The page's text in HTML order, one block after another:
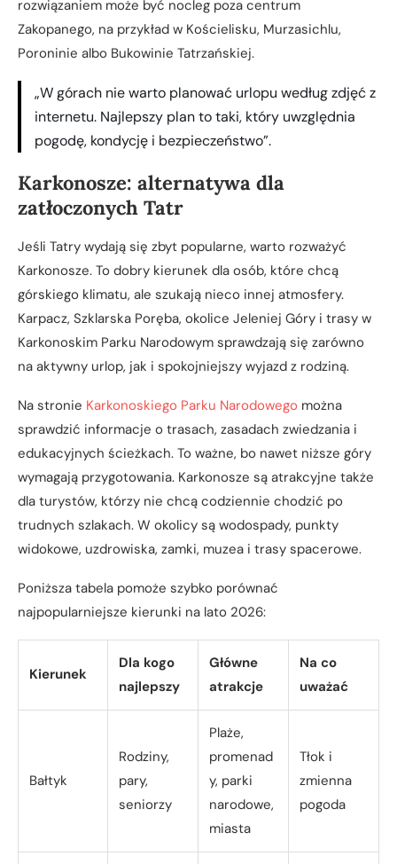
rozwiązaniem może być nocleg poza centrum
Zakopanego, na przykład w Kościelisku, Murzasichlu,
Poroninie albo Bukowinie Tatrzańskiej.
„W górach nie warto planować urlopu według zdjęć z
internetu. Najlepszy plan to taki, który uwzględnia
pogodę, kondycję i bezpieczeństwo”.
Karkonosze: alternatywa dla
zatłoczonych Tatr
Jeśli Tatry wydają się zbyt popularne, warto rozważyć
Karkonosze. To dobry kierunek dla osób, które chcą
górskiego klimatu, ale szukają nieco innej atmosfery.
Karpacz, Szklarska Poręba, okolice Jeleniej Góry i trasy w
Karkonoskim Parku Narodowym sprawdzają się zarówno
na aktywny urlop, jak i spokojniejszy wyjazd z rodziną.
Na stronie Karkonoskiego Parku Narodowego można
sprawdzić informacje o trasach, zasadach zwiedzania i
edukacyjnych ścieżkach. To ważne, bo nawet niższe góry
wymagają przygotowania. Karkonosze są atrakcyjne także
dla turystów, którzy nie chcą codziennie chodzić po
trudnych szlakach. W okolicy są wodospady, punkty
widokowe, uzdrowiska, zamki, muzea i trasy spacerowe.
Poniższa tabela pomoże szybko porównać
najpopularniejsze kierunki na lato 2026:
Kierunek
Dla kogo
najlepszy
Główne
atrakcje
Na co
uważać
Bałtyk
Rodziny,
pary,
seniorzy
Plaże,
promenad
y, parki
narodowe,
miasta
Tłok i
zmienna
pogoda